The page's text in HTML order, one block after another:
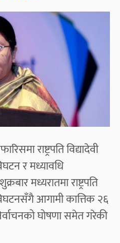
राष्ट्रपति विद्यादेवी
र मध्यावधि
मध्यरातमा राष्ट्रपति
आगामी कात्तिक २६
घोषणा समेत गरेकी